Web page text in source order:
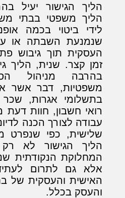
הליך הגישור יעיל
הליך משפטי בבתי
לידי ביטוי בכמה
שנמנעת השבתה או
העסקית תוך גיבוש
זמן קצר. שנית, הליך
בהרבה מניהול
משפטיות, דבר אשר
בתשלומי אגרות, שכר
רואי חשבון, חוות
עבודה לצורך הכנה
שלישית, כפי שנפרט
הליך הגישור לא
המחלוקת הנקודתית
אלא גם לתרום
האישית והעסקית של
והעסק בכלל.